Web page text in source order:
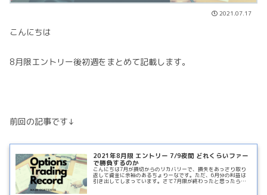
2021.07.17
こんにちは
8月限エントリー後初週をまとめて記載します。
前回の記事です↓
2021年8月限 エントリー 7/9夜間 どれくらいファー
で勝負するのか
こんにちは7月が損切からのリカバリーで、損失をあっさり取り
返して資金に余裕のあるちょりーなです。ただ、6月分の利益は
引き出してしまっています。さて7月限が終わったと思ったらす